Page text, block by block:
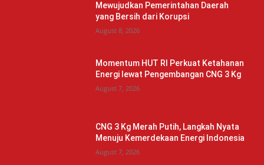
Mewujudkan Pemerintahan Daerah
yang Bersih dari Korupsi
August 8, 2026
Momentum HUT RI Perkuat Ketahanan
Energi lewat Pengembangan CNG 3 Kg
August 7, 2026
CNG 3 Kg Merah Putih, Langkah Nyata
Menuju Kemerdekaan Energi Indonesia
August 7, 2026